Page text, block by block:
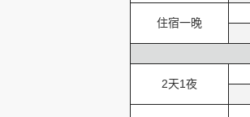
住宿一晚
2天1夜